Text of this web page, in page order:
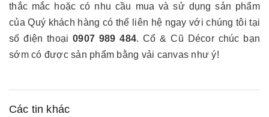
thắc mắc hoặc có nhu cầu mua và sử dụng sản phẩm
của Quý khách hàng có thể liên hệ ngay với chúng tôi tại
số điện thoại 0907 989 484. Cổ & Cũ Décor chúc bạn
sớm có được sản phẩm bằng vải canvas như ý!
Các tin khác